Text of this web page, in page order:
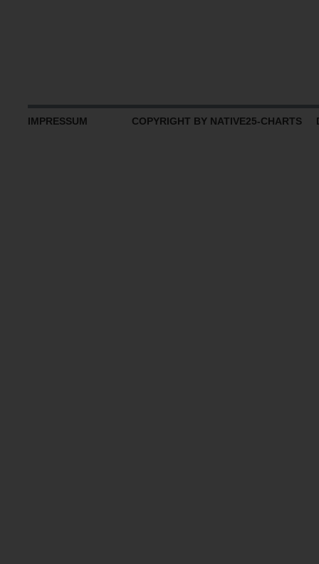
IMPRESSUM COPYRIGHT BY NATIVE25-CHARTS